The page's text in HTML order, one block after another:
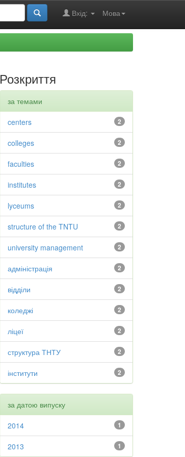
Мова
Вхід:
Розкриття
за темами
2
centers
2
colleges
2
faculties
2
institutes
2
lyceums
2
structure of the TNTU
2
university management
2
адміністрація
2
відділи
2
коледжі
2
ліцеї
2
структура ТНТУ
2
інститути
за датою випуску
1
2014
1
2013